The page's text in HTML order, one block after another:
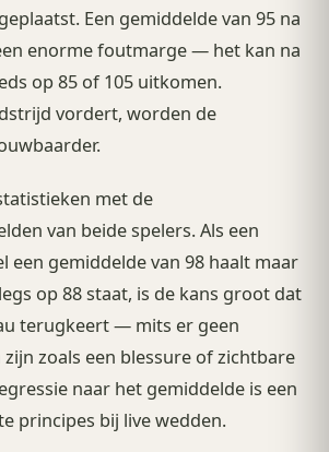
Een gemiddelde van 95 na
enorme foutmarge — het kan na
op 85 of 105 uitkomen.
vordert, worden de
met de
van beide spelers. Als een
een gemiddelde van 98 haalt maar
op 88 staat, is de kans groot dat
terugkeert — mits er geen
zoals een blessure of zichtbare
naar het gemiddelde is een
principes bij live wedden.